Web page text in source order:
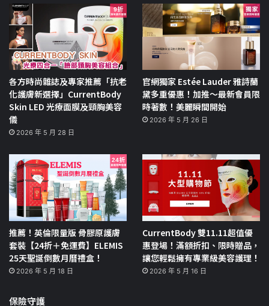
各方時尚雜誌及專家推薦「抗老
化護膚新選擇」CurrentBody
Skin LED 光療面膜及頸胸美容
儀
2026 年 5 月 28 日
官網獨家 Estée Lauder 雅詩蘭
黛多重優惠！加推～最新會員限
時著數！美麗瞬間開始
2026 年 5 月 26 日
推薦！英倫限量版 骨膠原護膚
套裝【24折＋免運費】ELEMIS
25天聖誕倒數月曆禮盒！
2026 年 5 月 18 日
CurrentBody 雙11.11超值優
惠登場！滿額折扣、限時贈品，
讓您輕鬆擁有專業級美容護理！
2026 年 5 月 16 日
保險守護